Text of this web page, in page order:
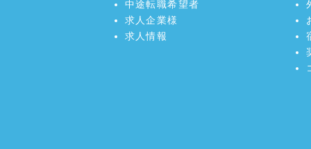
中途転職希望者
求人企業様
求人情報